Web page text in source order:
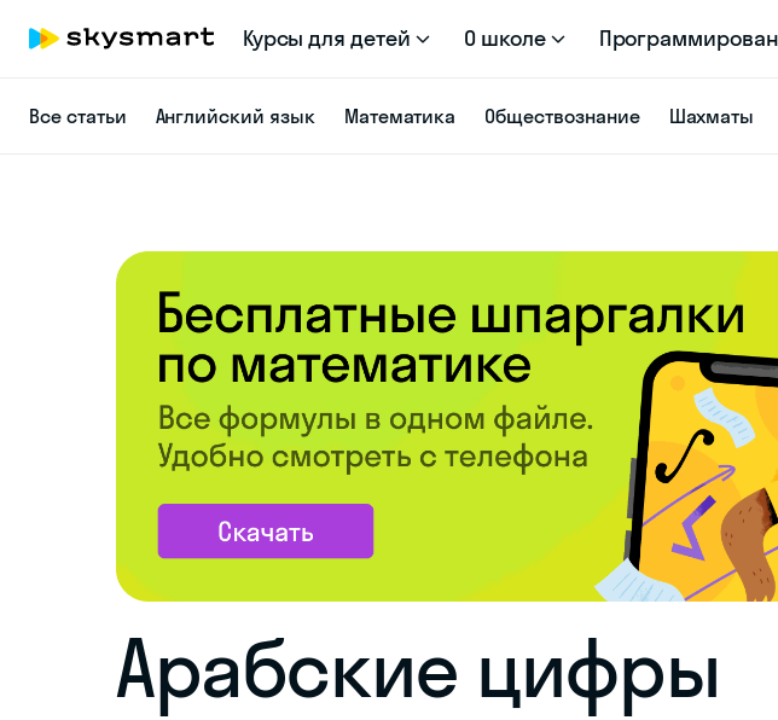
Курсы для детей О школе
Все статьи Английский язык Математика Обществознание Шахматы
Арабские цифры